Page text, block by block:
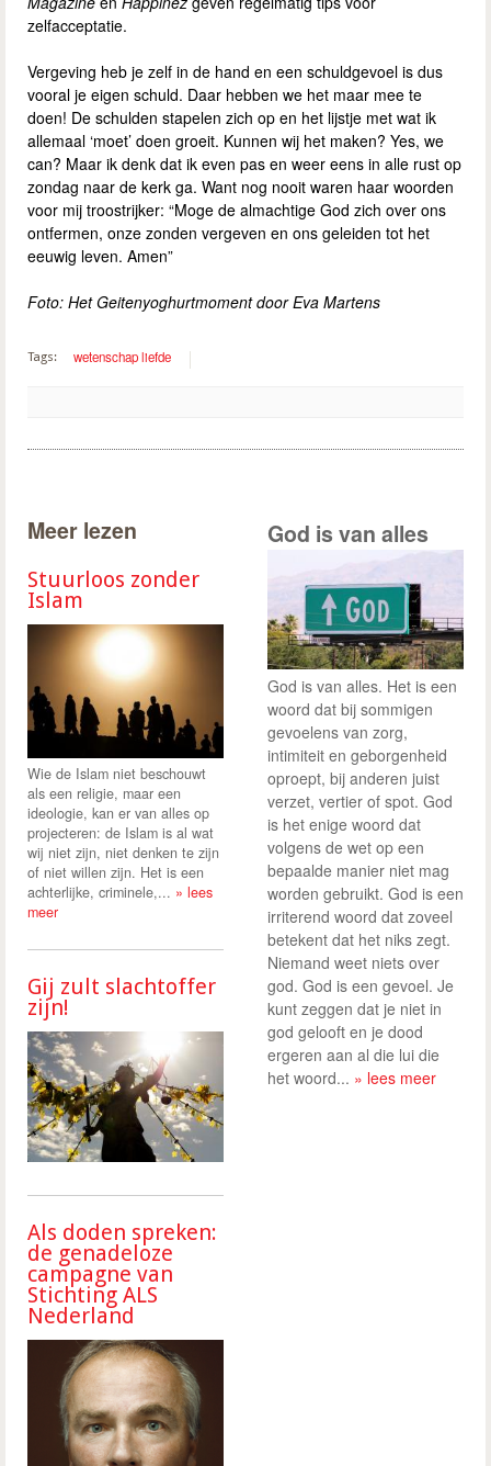
zelfacceptatie.
Vergeving heb je zelf in de hand en een schuldgevoel is dus
vooral je eigen schuld. Daar hebben we het maar mee te
doen! De schulden stapelen zich op en het lijstje met wat ik
allemaal ‘moet’ doen groeit. Kunnen wij het maken? Yes, we
can? Maar ik denk dat ik even pas en weer eens in alle rust op
zondag naar de kerk ga. Want nog nooit waren haar woorden
voor mij troostrijker: “Moge de almachtige God zich over ons
ontfermen, onze zonden vergeven en ons geleiden tot het
eeuwig leven. Amen”
Foto: Het Geitenyoghurtmoment door Eva Martens
Tags: wetenschap liefde
Meer lezen
Stuurloos zonder
Islam
Wie de Islam niet beschouwt
als een religie, maar een
ideologie, kan er van alles op
projecteren: de Islam is al wat
wij niet zijn, niet denken te zijn
of niet willen zijn. Het is een
achterlijke, criminele,... » lees
meer
Gij zult slachtoffer
zijn!
Als doden spreken:
de genadeloze
campagne van
Stichting ALS
Nederland
God is van alles
God is van alles. Het is een
woord dat bij sommigen
gevoelens van zorg,
intimiteit en geborgenheid
oproept, bij anderen juist
verzet, vertier of spot. God
is het enige woord dat
volgens de wet op een
bepaalde manier niet mag
worden gebruikt. God is een
irriterend woord dat zoveel
betekent dat het niks zegt.
Niemand weet niets over
god. God is een gevoel. Je
kunt zeggen dat je niet in
god gelooft en je dood
ergeren aan al die lui die
het woord... » lees meer